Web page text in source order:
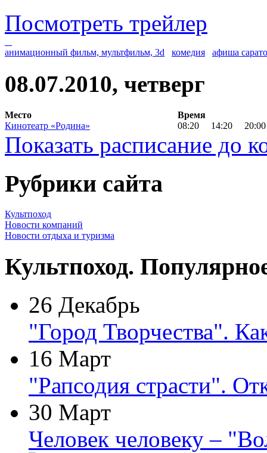
Посмотреть трейлер
анимационный фильм, мультфильм, 3d комедия афиша
08.07.2010, четверг
Место
Время
Кинотеатр «Родина»
08:20 14:20 20:00
Показать расписание до
Рубрики сайта
Культпоход
Новости компаний
Новости отдыха и туризма
Культпоход.
26 Декабрь
"Город Творчества".
16 Март
"Рапсодия страсти".
30 Март
Человек человеку –